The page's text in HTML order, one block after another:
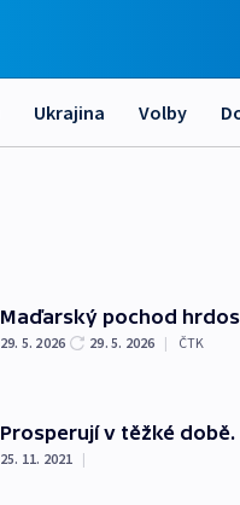
Ukrajina Volby
Maďarský pochod
29. 5. 2026 29. 5. 2026 | ČTK
Prosperují v těžké
25. 11. 2021 |